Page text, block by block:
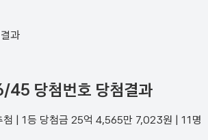
과
45 당첨번호 당첨결과
첨 | 1등 당첨금 25억 4,565만 7,023원 | 11 명